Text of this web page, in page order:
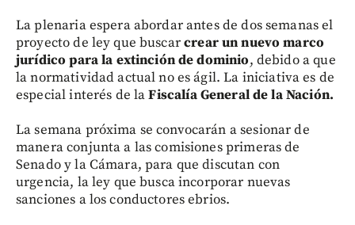
La plenaria espera abordar antes de dos semanas el
proyecto de ley que buscarcrear un nuevo marco
jurídico para la extinción de dominio, debido a que
la normatividad actual no es ágil. La iniciativa es de
especial interés de laFiscalía General de la Nación.
La semana próxima se convocarán a sesionar de
manera conjunta a las comisiones primeras de
Senado y la Cámara, para que discutan con
urgencia, la ley que busca incorporar nuevas
sanciones a los conductores ebrios.